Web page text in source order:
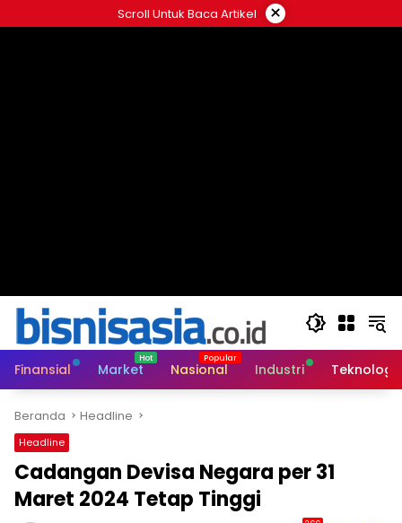
ke
Scroll Untuk Baca Artikel ×
Finansial Market Nasional Industri Teknologi
Beranda Headline
Headline
Cadangan Devisa Negara per 31
Maret 2024 Tetap Tinggi